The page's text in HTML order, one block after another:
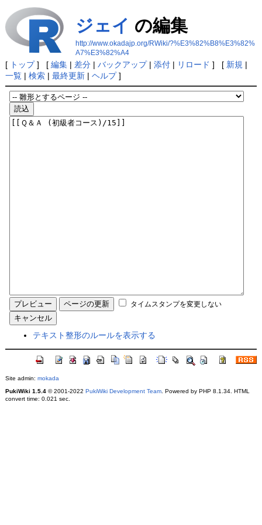
ジェイ の編集
http://www.okadajp.org/RWiki/?%E3%82%B8%E3%82%
A7%E3%82%A4
[ トップ] [ 編集| 差分| バックアップ| 添付| リロード ] [ 新規 |
一覧| 検索| 最終更新| ヘルプ]
タイムスタンプを変更しない
テキスト整形のルールを表示する
Site admin: mokada
PukiWiki 1.5.4© 2001-2022 PukiWiki Development Team. Powered by PHP 8.1.34. HTML
convert time: 0.021 sec.